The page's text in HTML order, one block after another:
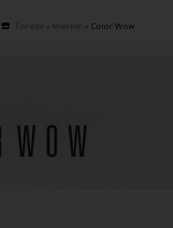
Forside » Mærker » Color Wow